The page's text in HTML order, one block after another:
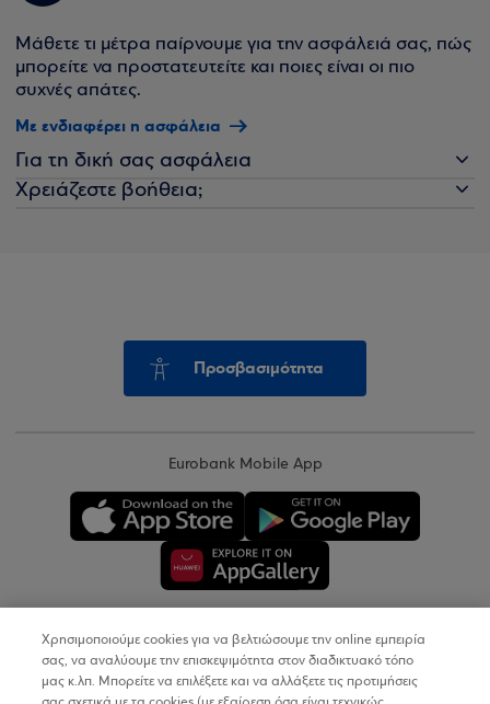
Μάθετε τι μέτρα παίρνουμε για την ασφάλειά σας, πώς
μπορείτε να προστατευτείτε και ποιες είναι οι πιο
συχνές απάτες.
Με ενδιαφέρει η ασφάλεια
Για τη δική σας ασφάλεια
Χρειάζεστε βοήθεια;
Προσβασιμότητα
Eurobank Mobile App
Copyright © 2026
Χρησιμοποιούμε cookies για να βελτιώσουμε την online εμπειρία
σας, να αναλύουμε την επισκεψιμότητα στον διαδικτυακό τόπο
μας κ.λπ. Μπορείτε να επιλέξετε και να αλλάξετε τις προτιμήσεις